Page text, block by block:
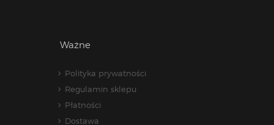
Ważne
Polityka prywatności
Regulamin sklepu
Płatności
Dostawa